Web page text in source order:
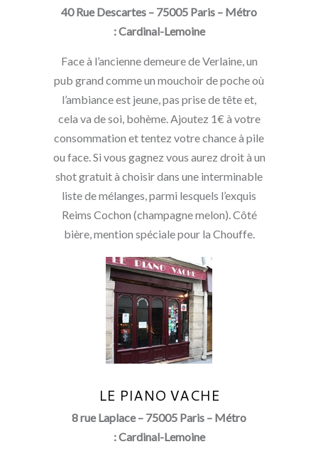
40 Rue Descartes – 75005 Paris – Métro
: Cardinal-Lemoine
Face à l’ancienne demeure de Verlaine, un
pub grand comme un mouchoir de poche où
l’ambiance est jeune, pas prise de tête et,
cela va de soi, bohème. Ajoutez 1€ à votre
consommation et tentez votre chance à pile
ou face. Si vous gagnez vous aurez droit à un
shot gratuit à choisir dans une interminable
liste de mélanges, parmi lesquels l’exquis
Reims Cochon (champagne melon). Côté
bière, mention spéciale pour la Chouffe.
LE PIANO VACHE
8 rue Laplace – 75005 Paris – Métro
: Cardinal-Lemoine